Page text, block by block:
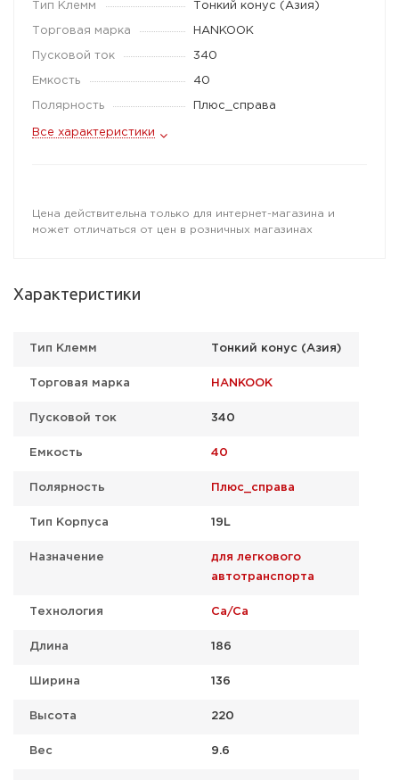
Тип Клемм Тонкий конус (Азия)
Торговая марка HANKOOK
Пусковой ток 340
Емкость 40
Полярность Плюс_справа
Все характеристики
Цена действительна только для интернет-магазина и
может отличаться от цен в розничных магазинах
Характеристики
Тип Клемм Тонкий конус (Азия)
Торговая марка HANKOOK
Пусковой ток 340
Емкость 40
Полярность Плюс_справа
Тип Корпуса 19L
Назначение
для легкового
автотранспорта
Технология Ca/Ca
Длина 186
Ширина 136
Высота 220
Вес 9.6